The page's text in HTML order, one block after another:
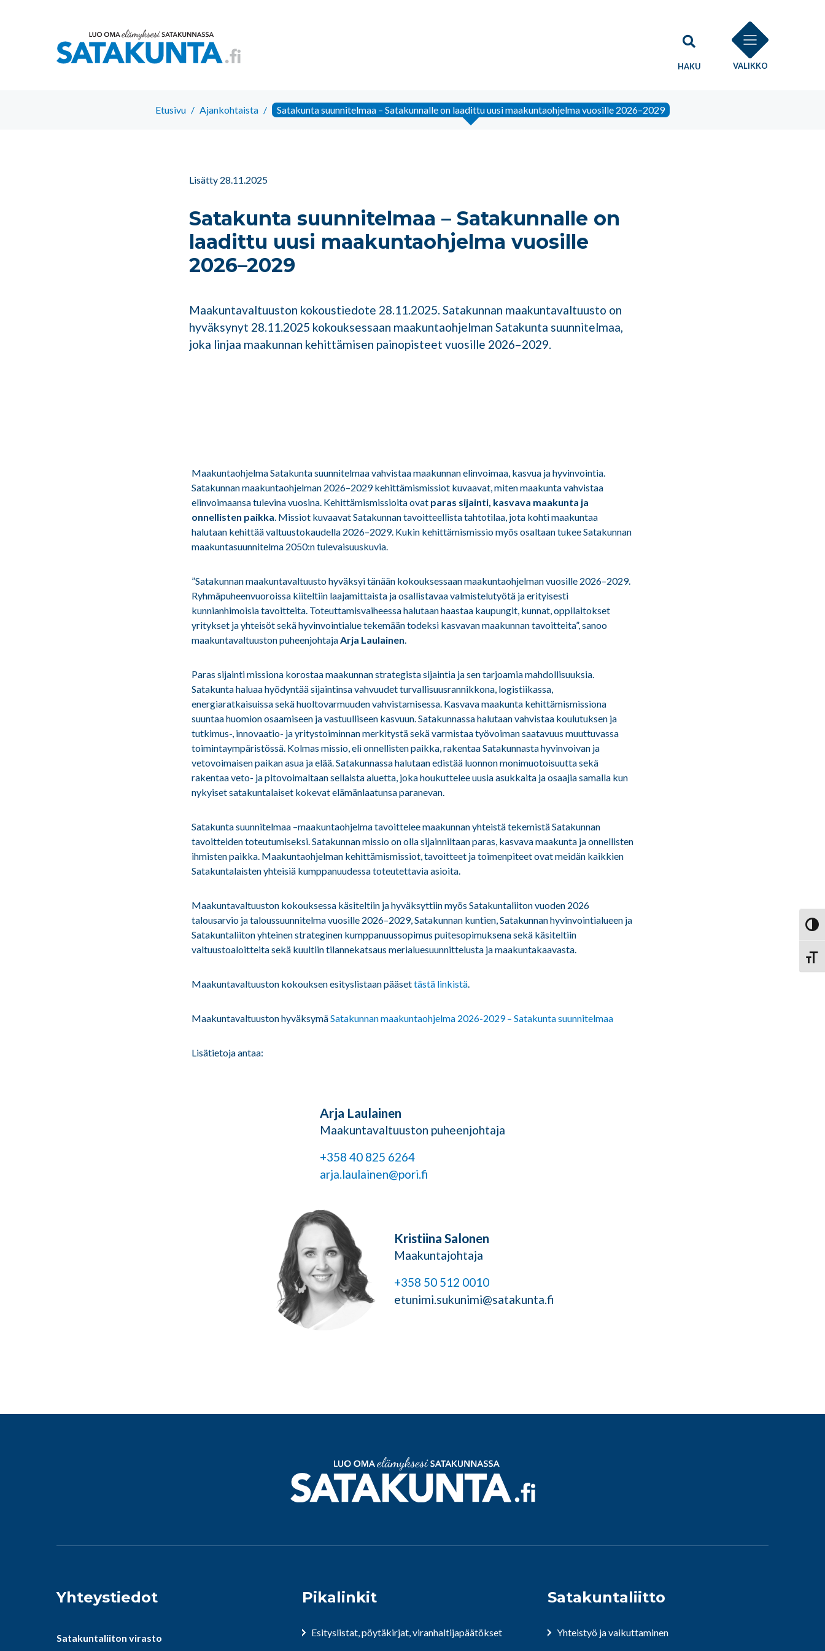
HAKU VALIKKO
Etusivu / Ajankohtaista / Satakunta suunnitelmaa – Satakunnalle on laadittu uusi maakuntaohjelma vuosille 2026–2029
Lisätty 28.11.2025
Satakunta suunnitelmaa – Satakunnalle on
laadittu uusi maakuntaohjelma vuosille
2026–2029
Maakuntavaltuuston kokoustiedote 28.11.2025. Satakunnan maakuntavaltuusto on
hyväksynyt 28.11.2025 kokouksessaan maakuntaohjelman Satakunta suunnitelmaa,
joka linjaa maakunnan kehittämisen painopisteet vuosille 2026–2029.
Maakuntaohjelma Satakunta suunnitelmaa vahvistaa maakunnan elinvoimaa, kasvua ja hyvinvointia.
Satakunnan maakuntaohjelman 2026–2029 kehittämismissiot kuvaavat, miten maakunta vahvistaa
elinvoimaansa tulevina vuosina. Kehittämismissioita ovat paras sijainti, kasvava maakunta ja
onnellisten paikka. Missiot kuvaavat Satakunnan tavoitteellista tahtotilaa, jota kohti maakuntaa
halutaan kehittää valtuustokaudella 2026–2029. Kukin kehittämismissio myös osaltaan tukee Satakunnan
maakuntasuunnitelma 2050:n tulevaisuuskuvia.
”Satakunnan maakuntavaltuusto hyväksyi tänään kokouksessaan maakuntaohjelman vuosille 2026–2029.
Ryhmäpuheenvuoroissa kiiteltiin laajamittaista ja osallistavaa valmistelutyötä ja erityisesti
kunnianhimoisia tavoitteita. Toteuttamisvaiheessa halutaan haastaa kaupungit, kunnat, oppilaitokset
yritykset ja yhteisöt sekä hyvinvointialue tekemään todeksi kasvavan maakunnan tavoitteita”, sanoo
maakuntavaltuuston puheenjohtajaArja Laulainen.
Paras sijainti missiona korostaa maakunnan strategista sijaintia ja sen tarjoamia mahdollisuuksia.
Satakunta haluaa hyödyntää sijaintinsa vahvuudet turvallisuusrannikkona, logistiikassa,
energiaratkaisuissa sekä huoltovarmuuden vahvistamisessa. Kasvava maakunta kehittämismissiona
suuntaa huomion osaamiseen ja vastuulliseen kasvuun. Satakunnassa halutaan vahvistaa koulutuksen ja
tutkimus-, innovaatio- ja yritystoiminnan merkitystä sekä varmistaa työvoiman saatavuus muuttuvassa
toimintaympäristössä. Kolmas missio, eli onnellisten paikka, rakentaa Satakunnasta hyvinvoivan ja
vetovoimaisen paikan asua ja elää. Satakunnassa halutaan edistää luonnon monimuotoisuutta sekä
rakentaa veto- ja pitovoimaltaan sellaista aluetta, joka houkuttelee uusia asukkaita ja osaajia samalla kun
nykyiset satakuntalaiset kokevat elämänlaatunsa paranevan.
Satakunta suunnitelmaa –maakuntaohjelma tavoittelee maakunnan yhteistä tekemistä Satakunnan
tavoitteiden toteutumiseksi. Satakunnan missio on olla sijainniltaan paras, kasvava maakunta ja onnellisten
ihmisten paikka. Maakuntaohjelman kehittämismissiot, tavoitteet ja toimenpiteet ovat meidän kaikkien
Satakuntalaisten yhteisiä kumppanuudessa toteutettavia asioita.
Maakuntavaltuuston kokouksessa käsiteltiin ja hyväksyttiin myös Satakuntaliiton vuoden 2026
talousarvio ja taloussuunnitelma vuosille 2026–2029, Satakunnan kuntien, Satakunnan hyvinvointialueen ja
Satakuntaliiton yhteinen strateginen kumppanuussopimus puitesopimuksena sekä käsiteltiin
valtuustoaloitteita sekä kuultiin tilannekatsaus merialuesuunnittelusta ja maakuntakaavasta.
Maakuntavaltuuston kokouksen esityslistaan pääsettästä linkistä.
Maakuntavaltuuston hyväksymäSatakunnan maakuntaohjelma 2026-2029 – Satakunta suunnitelmaa
Lisätietoja antaa:
Arja Laulainen
Maakuntavaltuuston puheenjohtaja
+358 40 825 6264
arja.laulainen@pori.fi
Kristiina Salonen
Maakuntajohtaja
+358 50 512 0010
etunimi.sukunimi@satakunta.fi
Yhteystiedot
Satakuntaliiton virasto
Pikalinkit
Esityslistat, pöytäkirjat, viranhaltijapäätökset
Satakuntaliitto
Yhteistyö ja vaikuttaminen